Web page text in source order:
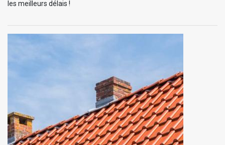
les meilleurs délais !